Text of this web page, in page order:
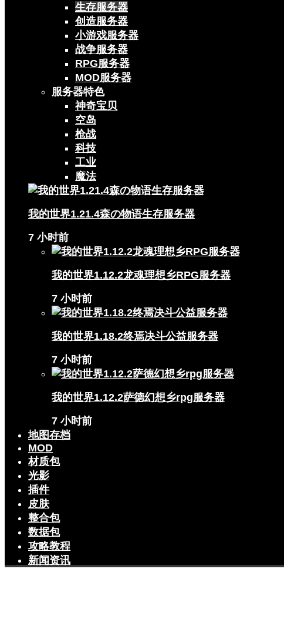
生存服务器
创造服务器
小游戏服务器
战争服务器
RPG服务器
MOD服务器
服务器特色
神奇宝贝
空岛
枪战
科技
工业
魔法
我的世界1.21.4森の物语生存服务器
7 小时前
我的世界1.12.2龙魂理想乡RPG服务器
7 小时前
我的世界1.18.2终焉决斗公益服务器
7 小时前
我的世界1.12.2萨德幻想乡rpg服务器
7 小时前
地图存档
MOD
材质包
光影
插件
皮肤
整合包
数据包
攻略教程
新闻资讯